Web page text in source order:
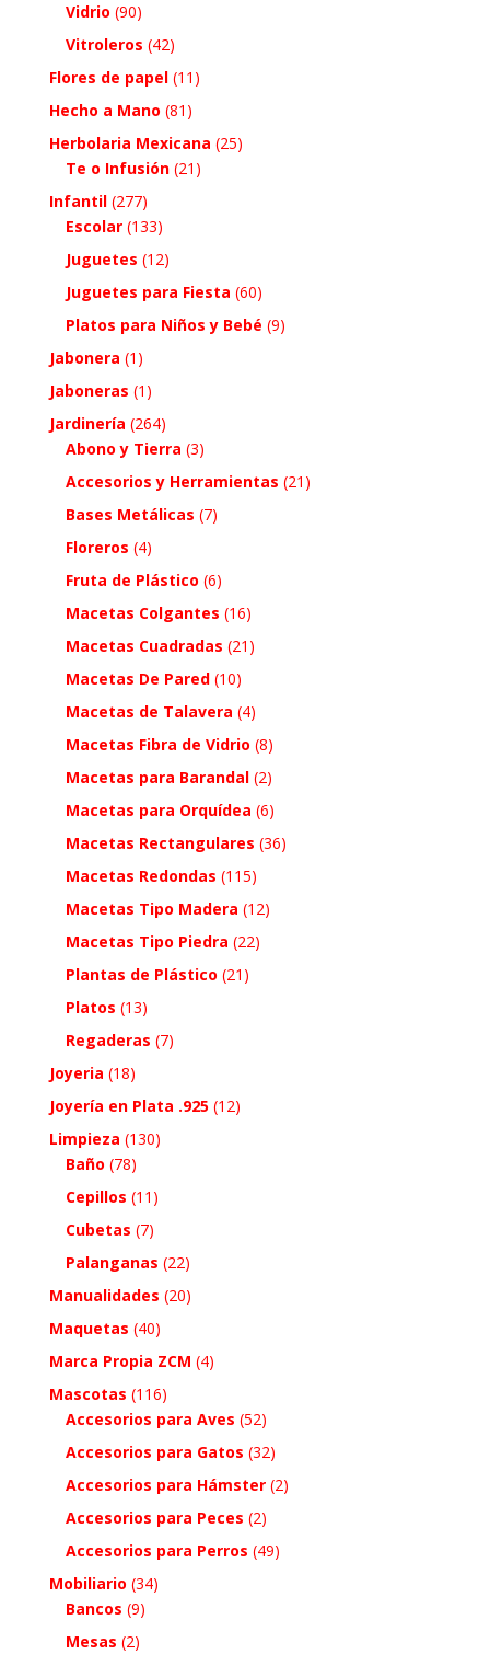
Vidrio (90)
Vitroleros (42)
Flores de papel (11)
Hecho a Mano (81)
Herbolaria Mexicana (25)
Te o Infusión (21)
Infantil (277)
Escolar (133)
Juguetes (12)
Juguetes para Fiesta (60)
Platos para Niños y Bebé (9)
Jabonera (1)
Jaboneras (1)
Jardinería (264)
Abono y Tierra (3)
Accesorios y Herramientas (21)
Bases Metálicas (7)
Floreros (4)
Fruta de Plástico (6)
Macetas Colgantes (16)
Macetas Cuadradas (21)
Macetas De Pared (10)
Macetas de Talavera (4)
Macetas Fibra de Vidrio (8)
Macetas para Barandal (2)
Macetas para Orquídea (6)
Macetas Rectangulares (36)
Macetas Redondas (115)
Macetas Tipo Madera (12)
Macetas Tipo Piedra (22)
Plantas de Plástico (21)
Platos (13)
Regaderas (7)
Joyeria (18)
Joyería en Plata .925 (12)
Limpieza (130)
Baño (78)
Cepillos (11)
Cubetas (7)
Palanganas (22)
Manualidades (20)
Maquetas (40)
Marca Propia ZCM (4)
Mascotas (116)
Accesorios para Aves (52)
Accesorios para Gatos (32)
Accesorios para Hámster (2)
Accesorios para Peces (2)
Accesorios para Perros (49)
Mobiliario (34)
Bancos (9)
Mesas (2)